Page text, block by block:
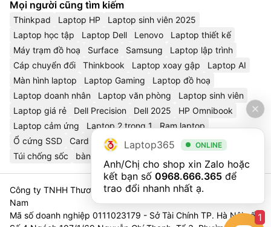
Mọi người cũng tìm kiếm
Thinkpad Laptop HP
Laptop sinh viên 2025
Laptop học tập
Laptop Dell Lenovo
Laptop thiết kế
Máy trạm đồ hoạ
Surface Samsung
Laptop lập trình
Cáp chuyển đổi
Thinkbook Laptop xoay gập
Laptop AI
Màn hình laptop
Laptop Gaming
Laptop đồ hoạ
Laptop doanh nhân
Laptop văn phòng
Laptop sinh viên
Laptop giá rẻ
Dell Precision Dell 2025
HP Omnibook
Laptop cảm ứng
Laptop 2 trong 1
Ram laptop
Ổ cứng SSD
Card đồ hoạ rời
Chuột không dây
Túi chống sốc
bàn phím cơ
Công ty TNHH Thương Mại Và Dịch Vụ Công Nghệ 365 Việt
Nam
Mã số doanh nghiệp 0111023179 - Sở Tài Chính TP. Hà Nội cấp
Laptop365 ONLINE
Anh/Chị cho shop xin Zalo hoặc
kết bạn số 0968.666.365 để
trao đổi nhanh nhất ạ.
1